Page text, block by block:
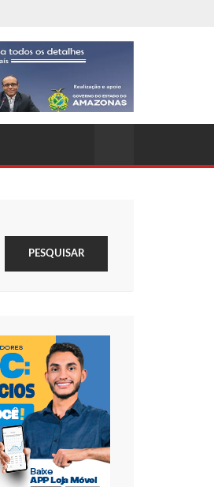
PESQUISAR